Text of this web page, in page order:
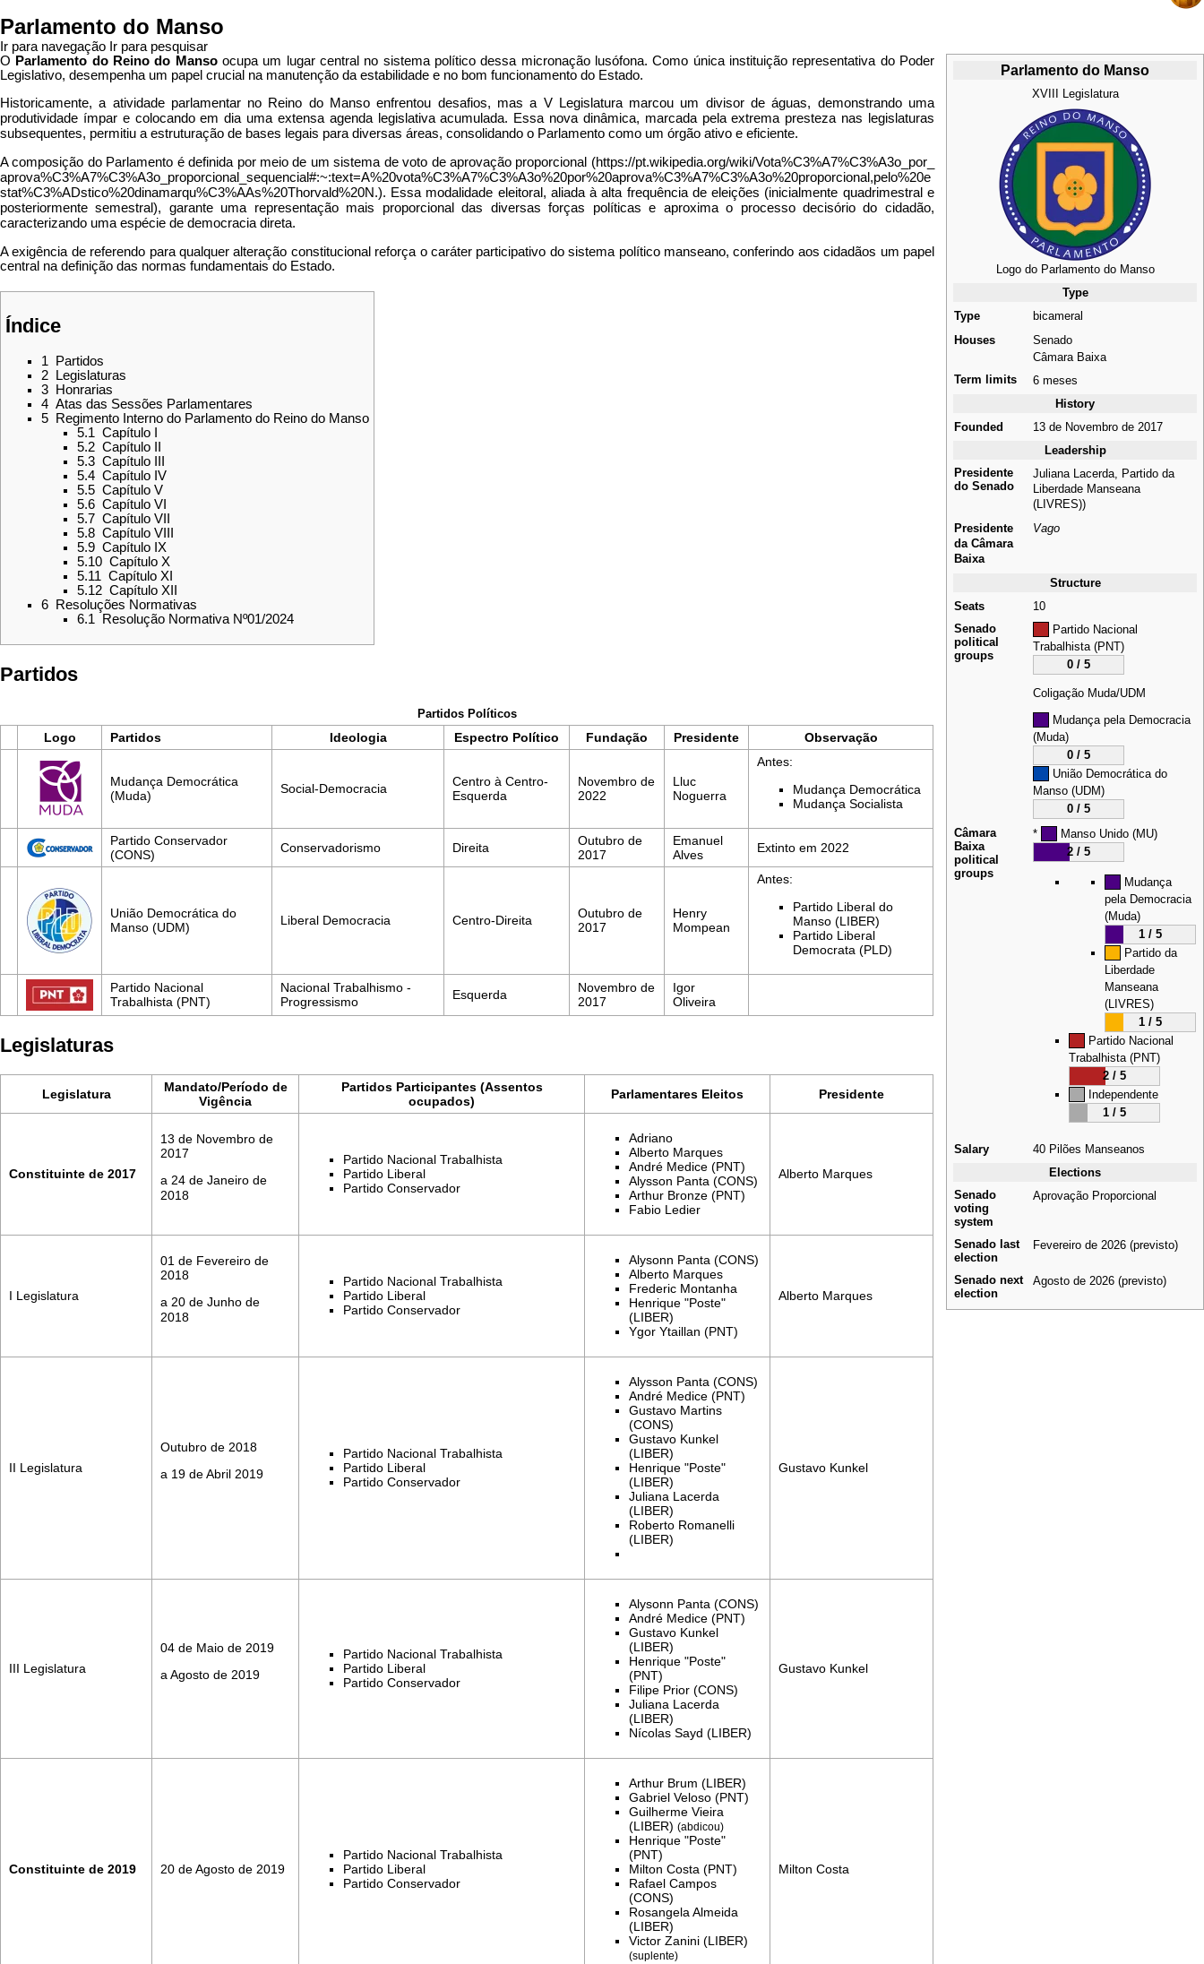
Parlamento do Manso
Ir para navegação Ir para pesquisar
Parlamento do Manso
XVIII Legislatura
Logo do Parlamento do Manso
Type
Type
bicameral
Houses
Senado
Câmara Baixa
Term limits
6 meses
History
Founded
13 de Novembro de 2017
Leadership
Presidente
do Senado
Juliana Lacerda, Partido da
Liberdade Manseana
(LIVRES))
Presidente
da Câmara
Baixa
Vago
Structure
Seats
10
Senado
political
groups
Partido Nacional
Trabalhista (PNT)
0 / 5
Coligação Muda/UDM
Mudança pela Democracia
(Muda)
0 / 5
União Democrática do
Manso (UDM)
0 / 5
Câmara
Baixa
political
groups
*
Manso Unido (MU)
2 / 5
Mudança
pela Democracia
(Muda)
1 / 5
Partido da
Liberdade
Manseana
(LIVRES)
1 / 5
Partido Nacional
Trabalhista (PNT)
2 / 5
Independente
1 / 5
Salary 40 Pilões Manseanos
Elections
Senado
voting
system
Aprovação Proporcional
Senado last
election
Fevereiro de 2026 (previsto)
Senado next
election
Agosto de 2026 (previsto)
O Parlamento do Reino do Mansoocupa um lugar central no sistema político dessa micronação lusófona. Como única instituição representativa do Poder
Legislativo, desempenha um papel crucial na manutenção da estabilidade e no bom funcionamento do Estado.
Historicamente, a atividade parlamentar no Reino do Manso enfrentou desafios, mas a V Legislatura marcou um divisor de águas, demonstrando uma
produtividade ímpar e colocando em dia uma extensa agenda legislativa acumulada. Essa nova dinâmica, marcada pela extrema presteza nas legislaturas
subsequentes, permitiu a estruturação de bases legais para diversas áreas, consolidando o Parlamento como um órgão ativo e eficiente.
A composição do Parlamento é definida por meio de um sistema de voto deaprovação proporcional
. Essa modalidade eleitoral, aliada à alta frequência de eleições (inicialmente quadrimestral e
posteriormente semestral), garante uma representação mais proporcional das diversas forças políticas e aproxima o processo decisório do cidadão,
caracterizando uma espécie de democracia direta.
A exigência de referendo para qualquer alteração constitucional reforça o caráter participativo do sistema político manseano, conferindo aos cidadãos um papel
central na definição das normas fundamentais do Estado.
Índice
1
Partidos
2
Legislaturas
3
Honrarias
4 Atas das Sessões Parlamentares
5
Regimento Interno do Parlamento do Reino do Manso
5.1 Capítulo I
5.2 Capítulo II
5.3 Capítulo III
5.4 Capítulo IV
5.5 Capítulo V
5.6 Capítulo VI
5.7 Capítulo VII
5.8 Capítulo VIII
5.9 Capítulo IX
5.10 Capítulo X
5.11 Capítulo XI
5.12 Capítulo XII
6
Resoluções Normativas
6.1
Resolução Normativa Nº01/2024
Partidos
Partidos Políticos
Logo Partidos Ideologia Espectro Político Fundação Presidente Observação
Mudança Democrática
(Muda)
Social-Democracia
Centro à Centro-
Esquerda
Novembro de
2022
Lluc
Noguerra
Antes:
Mudança Democrática
Mudança Socialista
Partido Conservador
(CONS)
Conservadorismo Direita
Outubro de
2017
Emanuel
Alves
Extinto em 2022
União Democrática do
Manso (UDM)
Liberal Democracia Centro-Direita
Outubro de
2017
Henry
Mompean
Antes:
Partido Liberal do
Manso (LIBER)
Partido Liberal
Democrata (PLD)
Partido Nacional
Trabalhista (PNT)
Nacional Trabalhismo -
Progressismo
Esquerda
Novembro de
2017
Igor
Oliveira
Legislaturas
Legislatura
Mandato/Período de
Vigência
Partidos Participantes (Assentos
ocupados)
Parlamentares Eleitos Presidente
Constituinte de 2017
13 de Novembro de
2017
a 24 de Janeiro de
2018
Partido Nacional Trabalhista
Partido Liberal
Partido Conservador
Adriano
Alberto Marques
André Medice (PNT)
Alysson Panta (CONS)
Arthur Bronze (PNT)
Fabio Ledier
Alberto Marques
I Legislatura
01 de Fevereiro de
2018
a 20 de Junho de
2018
Partido Nacional Trabalhista
Partido Liberal
Partido Conservador
Alysonn Panta (CONS)
Alberto Marques
Frederic Montanha
Henrique "Poste"
(LIBER)
Ygor Ytaillan (PNT)
Alberto Marques
II Legislatura
Outubro de 2018
a 19 de Abril 2019
Partido Nacional Trabalhista
Partido Liberal
Partido Conservador
Alysson Panta (CONS)
André Medice (PNT)
Gustavo Martins
(CONS)
Gustavo Kunkel
(LIBER)
Henrique "Poste"
(LIBER)
Juliana Lacerda
(LIBER)
Roberto Romanelli
(LIBER)
Gustavo Kunkel
III Legislatura
04 de Maio de 2019
a Agosto de 2019
Partido Nacional Trabalhista
Partido Liberal
Partido Conservador
Alysonn Panta (CONS)
André Medice (PNT)
Gustavo Kunkel
(LIBER)
Henrique "Poste"
(PNT)
Filipe Prior (CONS)
Juliana Lacerda
(LIBER)
Nícolas Sayd (LIBER)
Gustavo Kunkel
Constituinte de 2019 20 de Agosto de 2019
Partido Nacional Trabalhista
Partido Liberal
Partido Conservador
Arthur Brum (LIBER)
Gabriel Veloso (PNT)
Guilherme Vieira
(LIBER) (abdicou)
Henrique "Poste"
(PNT)
Milton Costa (PNT)
Rafael Campos
(CONS)
Rosangela Almeida
(LIBER)
Victor Zanini (LIBER)
(suplente)
Milton Costa